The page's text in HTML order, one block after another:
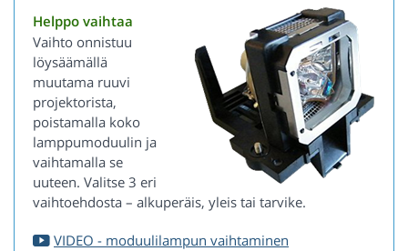
Helppo vaihtaa
Vaihto onnistuu
löysäämällä
muutama ruuvi
projektorista,
poistamalla koko
lamppumoduulin ja
vaihtamalla se
uuteen. Valitse 3 eri
vaihtoehdosta – alkuperäis, yleis tai tarvike.
VIDEO - moduulilampun vaihtaminen